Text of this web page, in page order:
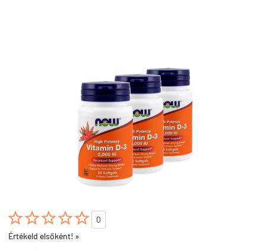

0
Értékeld elsőként! »